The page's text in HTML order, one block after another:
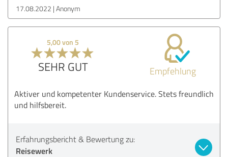
17.08.2022 Anonym
5,00 von 5
SEHR GUT Empfehlung
Aktiver und kompetenter Kundenservice. Stets freundlich
und hilfsbereit.
Erfahrungsbericht & Bewertung zu:
Reisewerk